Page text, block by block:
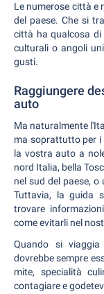
Le numerose città e
del paese. Che si
città ha qualcosa
culturali o angoli
gusti.
Raggiungere
auto
Ma naturalmente
ma soprattutto per i
la vostra auto a
nord Italia, bella
nel sud del paese, o
Tuttavia, la guida
trovare
come evitarli nel
Quando si
dovrebbe sempre
mite, specialità
contagiare e